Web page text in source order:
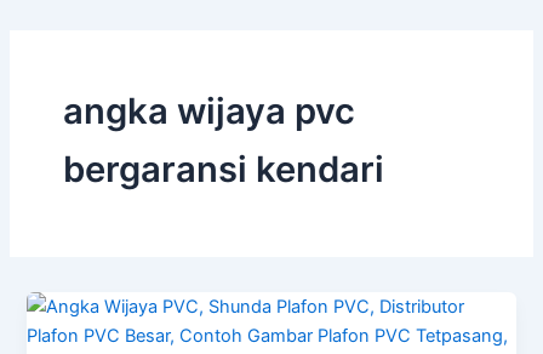
angka wijaya pvc
bergaransi kendari